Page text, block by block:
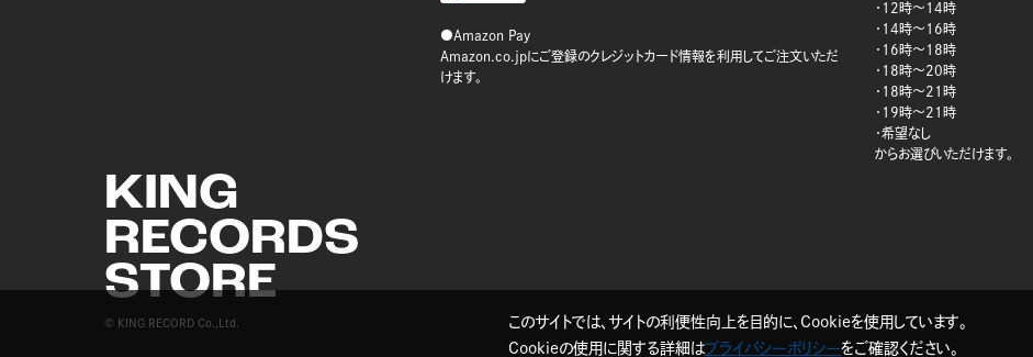
KING
RECORDS
STORE
© KING RECORD Co.,Ltd.
●Amazon Pay
Amazon.co.jpにご登録のクレジットカード情報を利用してご注文いただ
けます。
・12時～14時
・14時～16時
・16時～18時
・18時～20時
・18時～21時
・19時～21時
・希望なし
からお選びいただけます。
このサイトでは、サイトの利便性向上を目的に、Cookieを使用しています。
Cookieの使用に関する詳細はプライバシーポリシーをご確認ください。